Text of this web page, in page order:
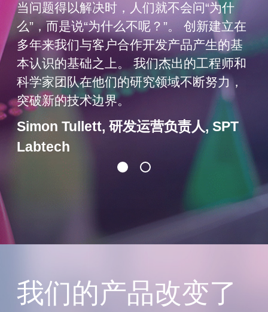
当问题得以解决时，人们就不会问“为什
么”，而是说“为什么不呢？”。 创新建立在
多年来我们与客户合作开发产品产生的基
本认识的基础之上。 我们杰出的工程师和
科学家团队在他们的研究领域不断努力，
突破新的技术边界。
Simon Tullett, 研发运营负责人, SPT
Labtech
我们的产品改变了